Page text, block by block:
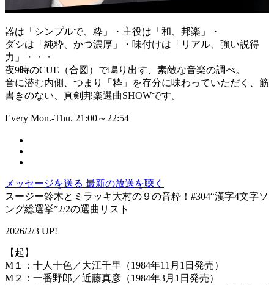
器は「シンプルで、粋」・主役は「和、邦楽」・
ダシは「純粋、かつ濃厚」・味付けは「リアル、強い説得
力」・・・
夜9時のCUE（合図）で鳴り出す、素敵な音楽の調べ。
音に潜む内側、つまり「粋」を存分に味わっていただく、筋
書きのない、真剣邦楽選曲SHOWです。
Every Mon.-Thu. 21:00～22:54
メッセージを送る 最新の放送を聴く
スージー鈴木とミラッキ大村の９の音粋！#304“漢字4文字ソ
ング総選挙”2/2の選曲リスト
2026/2/3 UP!
【起】
M１：十人十色／大江千里（1984年11月1日発売）
M２：一番野郎／近藤真彦（1984年3月1日発売）